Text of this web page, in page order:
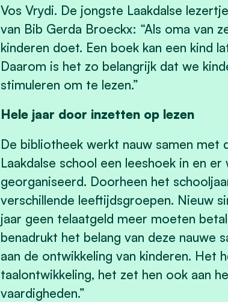
Vos Vrydi. De jongste Laakdalse
van Bib Gerda Broeckx: “Als oma van
kinderen doet. Een boek kan een kind
Daarom is het zo belangrijk dat we
stimuleren om te lezen.”
Hele jaar door inzetten op lezen
De bibliotheek werkt nauw samen met
Laakdalse school een leeshoek in en
georganiseerd. Doorheen het
verschillende leeftijdsgroepen. Nieuw
jaar geen telaatgeld meer moeten
benadrukt het belang van deze nauwe
aan de ontwikkeling van kinderen. Het
taalontwikkeling, het zet hen ook aan
vaardigheden.”